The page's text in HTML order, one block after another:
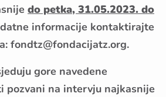
do petka, 31.05.2023. do
informacije kontaktirajte
fondtz@fondacijatz.org.
gore navedene
pozvani na intervju najkasnije